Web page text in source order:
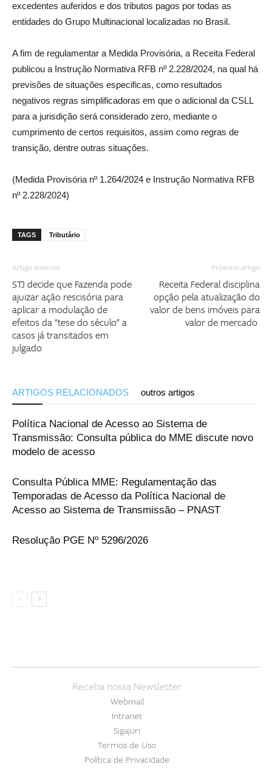
excedentes auferidos e dos tributos pagos por todas as
entidades do Grupo Multinacional localizadas no Brasil.
A fim de regulamentar a Medida Provisória, a Receita Federal
publicou a Instrução Normativa RFB nº 2.228/2024, na qual há
previsões de situações especificas, como resultados
negativos regras simplificadoras em que o adicional da CSLL
para a jurisdição será considerado zero, mediante o
cumprimento de certos requisitos, assim como regras de
transição, dentre outras situações.
(Medida Provisória nº 1.264/2024 e Instrução Normativa RFB
nº 2.228/2024)
TAGS Tributário
Artigo anterior
STJ decide que Fazenda pode
ajuizar ação rescisória para
aplicar a modulação de
efeitos da “tese do século” a
casos já transitados em
julgado
Próximo artigo
Receita Federal disciplina
opção pela atualização do
valor de bens imóveis para
valor de mercado
ARTIGOS RELACIONADOS outros artigos
Política Nacional de Acesso ao Sistema de
Transmissão: Consulta pública do MME discute novo
modelo de acesso
Consulta Pública MME: Regulamentação das
Temporadas de Acesso da Política Nacional de
Acesso ao Sistema de Transmissão – PNAST
Resolução PGE Nº 5296/2026
Receba nossa Newsletter
Webmail
Intranet
Sigajuri
Termos de Uso
Política de Privacidade